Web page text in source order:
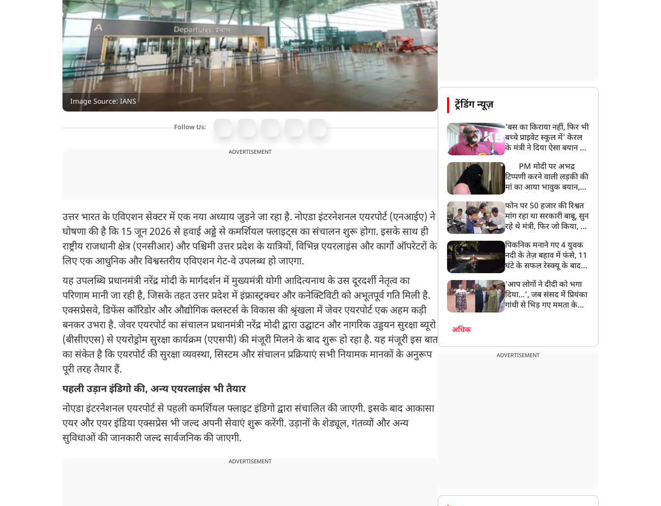
Image Source: IANS
Follow Us:
ADVERTISEMENT
उत्तर भारत के एविएशन सेक्टर में एक नया अध्याय जुड़ने जा रहा है. नोएडा इंटरनेशनल एयरपोर्ट (एनआईए) ने
घोषणा की है कि 15 जून 2026 से हवाई अड्डे से कमर्शियल फ्लाइट्स का संचालन शुरू होगा. इसके साथ ही
राष्ट्रीय राजधानी क्षेत्र (एनसीआर) और पश्चिमी उत्तर प्रदेश के यात्रियों, विभिन्न एयरलाइंस और कार्गो ऑपरेटरों के
लिए एक आधुनिक और विश्वस्तरीय एविएशन गेट-वे उपलब्ध हो जाएगा.
यह उपलब्धि प्रधानमंत्री नरेंद्र मोदी के मार्गदर्शन में मुख्यमंत्री योगी आदित्यनाथ के उस दूरदर्शी नेतृत्व का
परिणाम मानी जा रही है, जिसके तहत उत्तर प्रदेश में इंफ्रास्ट्रक्चर और कनेक्टिविटी को अभूतपूर्व गति मिली है.
एक्सप्रेसवे, डिफेंस कॉरिडोर और औद्योगिक क्लस्टर्स के विकास की श्रृंखला में जेवर एयरपोर्ट एक अहम कड़ी
बनकर उभरा है. जेवर एयरपोर्ट का संचालन प्रधानमंत्री नरेंद्र मोदी द्वारा उद्घाटन और नागरिक उड्डयन सुरक्षा ब्यूरो
(बीसीएएस) से एयरोड्रोम सुरक्षा कार्यक्रम (एएसपी) की मंजूरी मिलने के बाद शुरू हो रहा है. यह मंजूरी इस बात
का संकेत है कि एयरपोर्ट की सुरक्षा व्यवस्था, सिस्टम और संचालन प्रक्रियाएं सभी नियामक मानकों के अनुरूप
पूरी तरह तैयार हैं.
पहली उड़ान इंडिगो की, अन्य एयरलाइंस भी तैयार
नोएडा इंटरनेशनल एयरपोर्ट से पहली कमर्शियल फ्लाइट इंडिगो द्वारा संचालित की जाएगी. इसके बाद आकासा
एयर और एयर इंडिया एक्सप्रेस भी जल्द अपनी सेवाएं शुरू करेंगी. उड़ानों के शेड्यूल, गंतव्यों और अन्य
सुविधाओं की जानकारी जल्द सार्वजनिक की जाएगी.
ADVERTISEMENT
ट्रेंडिंग न्यूज़
'बस का किराया नहीं, फिर भी
बच्चे प्राइवेट स्कूल में' केरल
के मंत्री ने दिया ऐसा बयान की
PM मोदी पर अभद्र
टिप्पणी करने वाली लड़की की
मां का आया भावुक बयान,
बेटी को गोद लें प्रधानमंत्री
फोन पर 50 हजार की रिश्वत
मांग रहा था सरकारी बाबू, सुन
रहे थे मंत्री, फिर जो किया, वो
पिकनिक मनाने गए 4 युवक
नदी के तेज़ बहाव में फंसे, 11
घंटे के सफल रेस्क्यू के बाद
‘आप लोगों ने दीदी को भगा
दिया…’, जब संसद में प्रियंका
गांधी से भिड़ गए ममता के
अधिक
ADVERTISEMENT